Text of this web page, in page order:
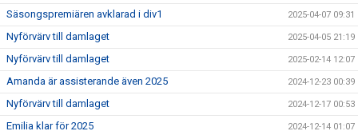
Säsongspremiären avklarad i div1 2025-04-07 09:31
Nyförvärv till damlaget 2025-04-05 21:19
Nyförvärv till damlaget 2025-02-14 12:07
Amanda är assisterande även 2025 2024-12-23 00:39
Nyförvärv till damlaget 2024-12-17 00:53
Emilia klar för 2025 2024-12-14 01:07